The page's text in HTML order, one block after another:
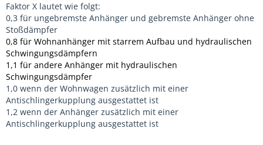
Faktor X lautet wie folgt:
0,3 für ungebremste Anhänger und gebremste Anhänger ohne
Stoßdämpfer
0,8 für Wohnanhänger mit starrem Aufbau und hydraulischen
Schwingungsdämpfern
1,1 für andere Anhänger mit hydraulischen
Schwingungsdämpfer
1,0 wenn der Wohnwagen zusätzlich mit einer
Antischlingerkupplung ausgestattet ist
1,2 wenn der Anhänger zusätzlich mit einer
Antischlingerkupplung ausgestattet ist